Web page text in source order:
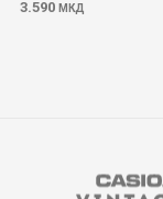
3.590 МКД